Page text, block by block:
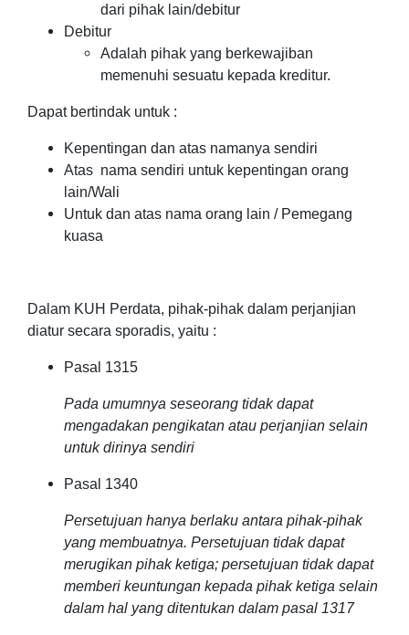
dari pihak lain/debitur
Debitur
Adalah pihak yang berkewajiban
memenuhi sesuatu kepada kreditur.
Dapat bertindak untuk :
Kepentingan dan atas namanya sendiri
Atas nama sendiri untuk kepentingan orang
lain/Wali
Untuk dan atas nama orang lain / Pemegang
kuasa
Dalam KUH Perdata, pihak-pihak dalam perjanjian
diatur secara sporadis, yaitu :
Pasal 1315
Pada umumnya seseorang tidak dapat
mengadakan pengikatan atau perjanjian selain
untuk dirinya sendiri
Pasal 1340
Persetujuan hanya berlaku antara pihak-pihak
yang membuatnya. Persetujuan tidak dapat
merugikan pihak ketiga; persetujuan tidak dapat
memberi keuntungan kepada pihak ketiga selain
dalam hal yang ditentukan dalam pasal 1317